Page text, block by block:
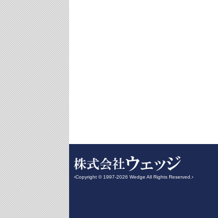
‹Copyright © 1997-2026 Wedge All Rights Reserved.›